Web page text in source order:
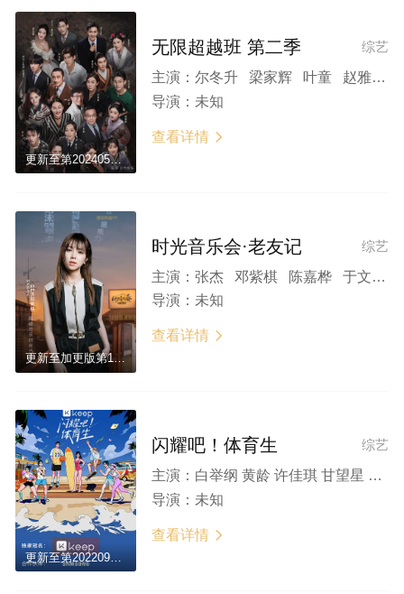
更新至第20240511期
综艺
无限超越班 第二季
主演： 尔冬升 梁家辉 叶童 赵雅芝 吴镇宇 宁静 郝蕾 韩雪 向佐 朱梓骁 黄龄 徐若晗 赵奕欢 焉栩嘉 何洛洛 高海宁 许君聪 锦超 王梓薇 纪凌尘 王锵 张栋梁 金莎 李菲儿 李明德 郑合惠子 张睿
导演： 未知
查看详情 
更新至加更版第12期
综艺
时光音乐会·老友记
主演： 张杰 邓紫棋 陈嘉桦 于文文 王源 孟佳 黄龄 戴佩妮
导演： 未知
查看详情 
更新至第20220910期
综艺
闪耀吧！体育生
主演： 白举纲 黄龄 许佳琪 甘望星 梁田 苏芩
导演： 未知
查看详情 